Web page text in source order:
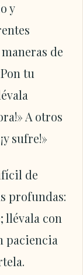
y
de
tu
A otros
sufre!»
de
profundas:
llévala con
paciencia